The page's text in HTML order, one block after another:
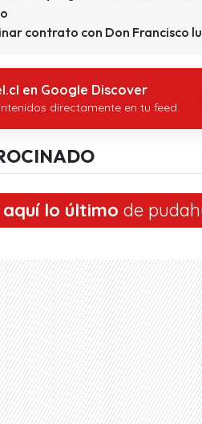
contrato con Don Francisco
en Google Discover
directamente en tu feed.
aquí lo último de